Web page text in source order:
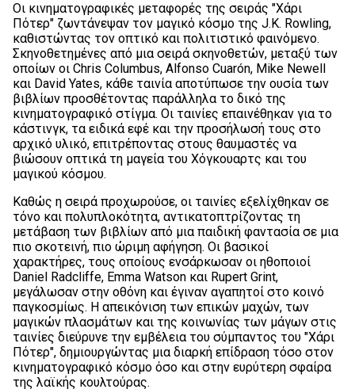
Οι κινηματογραφικές μεταφορές της σειράς "Χάρι
Πότερ" ζωντάνεψαν τον μαγικό κόσμο της J.K. Rowling,
καθιστώντας τον οπτικό και πολιτιστικό φαινόμενο.
Σκηνοθετημένες από μια σειρά σκηνοθετών, μεταξύ των
οποίων οι Chris Columbus, Alfonso Cuarón, Mike Newell
και David Yates, κάθε ταινία αποτύπωσε την ουσία των
βιβλίων προσθέτοντας παράλληλα το δικό της
κινηματογραφικό στίγμα. Οι ταινίες επαινέθηκαν για το
κάστινγκ, τα ειδικά εφέ και την προσήλωσή τους στο
αρχικό υλικό, επιτρέποντας στους θαυμαστές να
βιώσουν οπτικά τη μαγεία του Χόγκουαρτς και του
μαγικού κόσμου.
Καθώς η σειρά προχωρούσε, οι ταινίες εξελίχθηκαν σε
τόνο και πολυπλοκότητα, αντικατοπτρίζοντας τη
μετάβαση των βιβλίων από μια παιδική φαντασία σε μια
πιο σκοτεινή, πιο ώριμη αφήγηση. Οι βασικοί
χαρακτήρες, τους οποίους ενσάρκωσαν οι ηθοποιοί
Daniel Radcliffe, Emma Watson και Rupert Grint,
μεγάλωσαν στην οθόνη και έγιναν αγαπητοί στο κοινό
παγκοσμίως. Η απεικόνιση των επικών μαχών, των
μαγικών πλασμάτων και της κοινωνίας των μάγων στις
ταινίες διεύρυνε την εμβέλεια του σύμπαντος του "Χάρι
Πότερ", δημιουργώντας μια διαρκή επίδραση τόσο στον
κινηματογραφικό κόσμο όσο και στην ευρύτερη σφαίρα
της λαϊκής κουλτούρας.